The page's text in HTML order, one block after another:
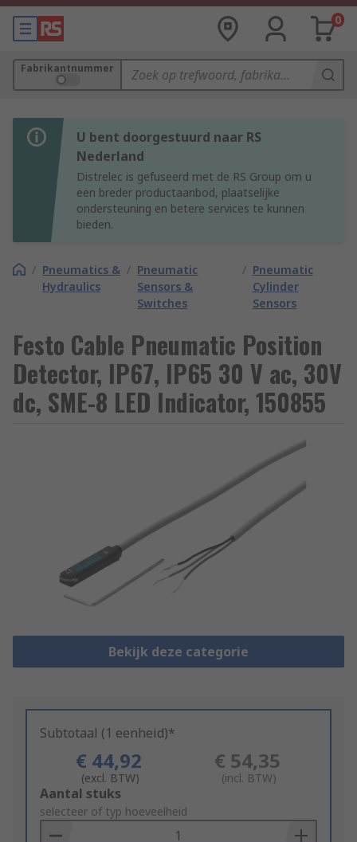
0
Fabrikantnummer
U bent doorgestuurd naar RS
Nederland
Distrelec is gefuseerd met de RS Group om u
een breder productaanbod, plaatselijke
ondersteuning en betere services te kunnen
bieden.
/ Pneumatics &
Hydraulics
/ Pneumatic
Sensors &
Switches
/ Pneumatic
Cylinder
Sensors
Festo Cable Pneumatic Position
Detector, IP67, IP65 30 V ac, 30V
dc, SME-8 LED Indicator, 150855
Bekijk deze categorie
Subtotaal (1 eenheid)*
€ 44,92
(excl. BTW)
€ 54,35
(incl. BTW)
Add
to
Basket
Aantal stuks
selecteer of typ hoeveelheid